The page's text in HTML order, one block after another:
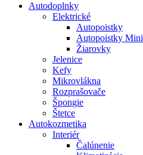
Autodoplnky
Elektrické
Autopoistky
Autopoistky Mini
Žiarovky
Jelenice
Kefy
Mikrovlákna
Rozprašovače
Špongie
Štetce
Autokozmetika
Interiér
Čalúnenie